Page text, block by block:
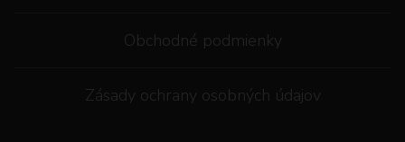
Obchodné podmienky
Zásady ochrany osobných údajov